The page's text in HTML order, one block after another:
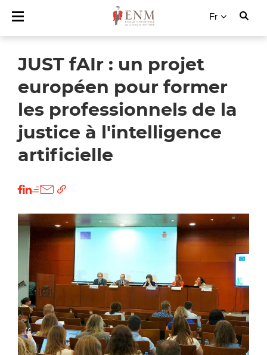
Fr
JUST fAIr : un projet
européen pour former
les professionnels de la
justice à l'intelligence
artificielle